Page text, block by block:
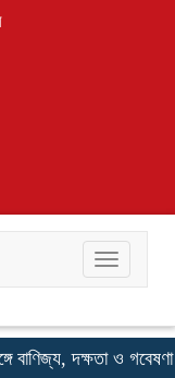
Toggle
দক্ষতা ও গবেষণা